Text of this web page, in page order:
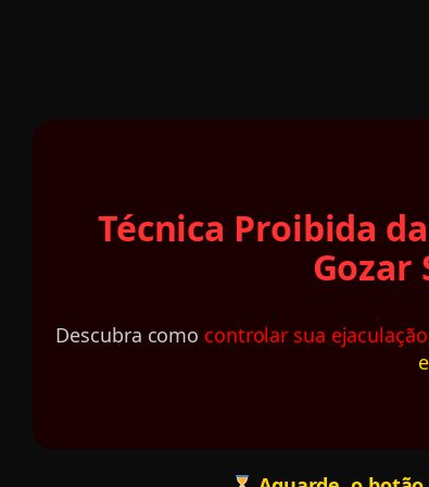
Técnica Proibida
Gozar
Descubra como controlar sua ejaculação